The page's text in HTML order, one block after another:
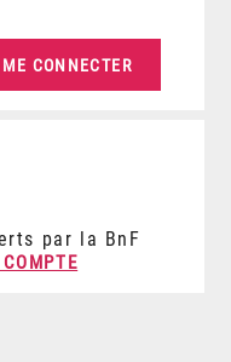
par la BnF